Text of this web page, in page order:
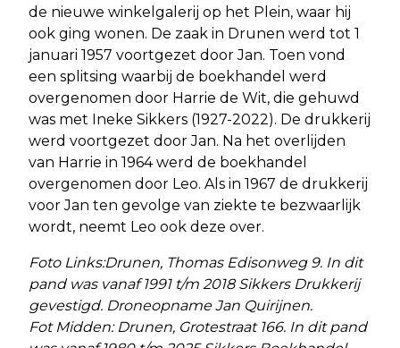
de nieuwe winkelgalerij op het Plein, waar hij
ook ging wonen. De zaak in Drunen werd tot 1
januari 1957 voortgezet door Jan. Toen vond
een splitsing waarbij de boekhandel werd
overgenomen door Harrie de Wit, die gehuwd
was met Ineke Sikkers (1927-2022). De drukkerij
werd voortgezet door Jan. Na het overlijden
van Harrie in 1964 werd de boekhandel
overgenomen door Leo. Als in 1967 de drukkerij
voor Jan ten gevolge van ziekte te bezwaarlijk
wordt, neemt Leo ook deze over.
Foto Links:Drunen, Thomas Edisonweg 9. In dit
pand was vanaf 1991 t/m 2018 Sikkers Drukkerij
gevestigd. Droneopname Jan Quirijnen.
Fot Midden: Drunen, Grotestraat 166. In dit pand